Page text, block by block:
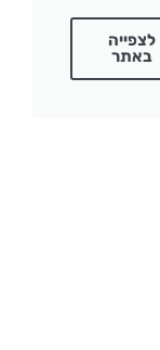
לצפייה
באתר